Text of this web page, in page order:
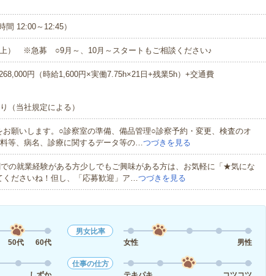
12:00～12:45）
上） ※急募 ○9月～、10月～スタートもご相談ください♪
円（時給1,600円×実働7.75h×21日+残業5h）+交通費
（当社規定による）
お願いします。○診察室の準備、備品管理○診察予約・変更、検査のオ
等、病名、診療に関するデータ等の…つづきを見る
の就業経験がある方少しでもご興味がある方は、お気軽に「★気にな
くださいね！但し、「応募歓迎」ア…つづきを見る
50代 60代
男女比率
女性
男性
仕事の仕方